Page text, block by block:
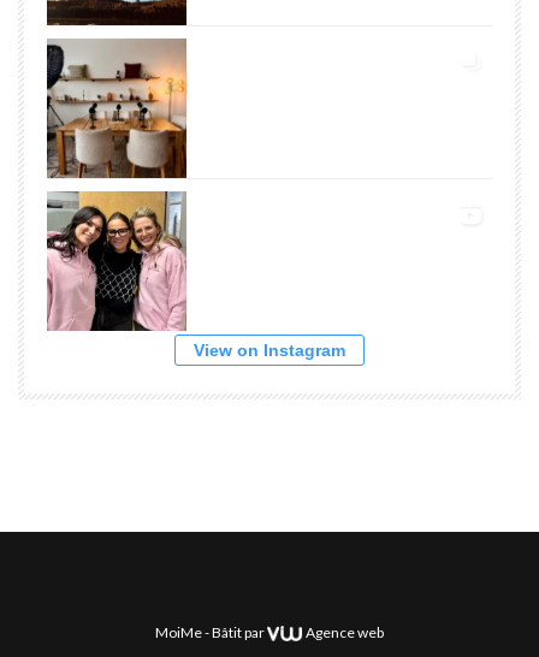
View on Instagram
MoiMe -Bâtit par Agence web